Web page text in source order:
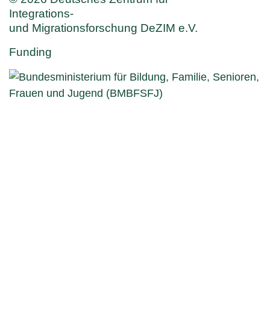
Integrations-
und Migrationsforschung DeZIM e.V.
Funding